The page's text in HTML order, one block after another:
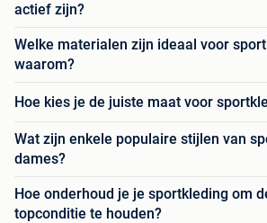
actief zijn?
Welke materialen zijn ideaal voor
waarom?
Hoe kies je de juiste maat voor
Wat zijn enkele populaire stijlen van
dames?
Hoe onderhoud je je sportkleding om
topconditie te houden?